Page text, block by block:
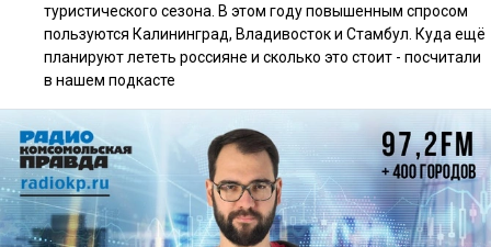
туристического сезона. В этом году повышенным спросом
пользуются Калининград, Владивосток и Стамбул. Куда ещё
планируют лететь россияне и сколько это стоит - посчитали
в нашем подкасте